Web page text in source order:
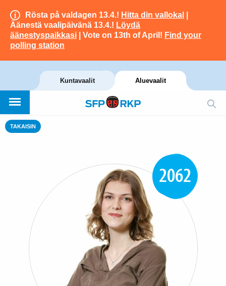
Rösta på valdagen 13.4.! Hitta din vallokal
Äänestä vaalipäivänä 13.4.! Löydä
äänestyspaikkasi | Vote on 13th of April! Find your
polling station
Kuntavaalit Aluevaalit
TAKAISIN
2062